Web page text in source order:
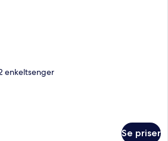
enkeltsenger
Se priser